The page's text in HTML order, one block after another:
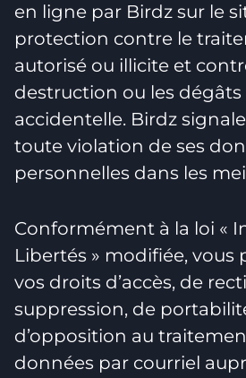
en ligne par Birdz sur le
protection contre le
autorisé ou illicite et
destruction ou les dégâts
accidentelle. Birdz
toute violation de ses
personnelles dans les
Conformément à la loi «
Libertés » modifiée, vous
vos droits d’accès, de
suppression, de
d’opposition au
données par courriel